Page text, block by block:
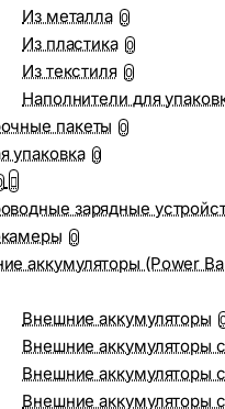
Из металла 0
Из пластика 0
Из текстиля 0
Наполнители для
пакеты 0
упаковка 0
зарядные
0
аккумуляторы (Power
Внешние аккумуляторы
Внешние аккумуляторы
Внешние аккумуляторы
Внешние аккумуляторы